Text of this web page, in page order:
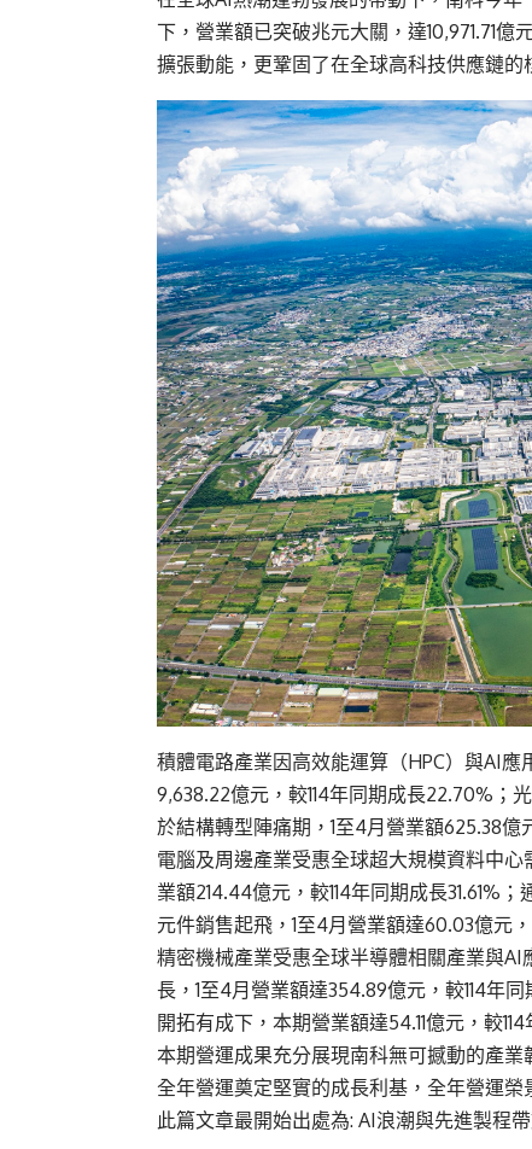
下，營業額已突破兆元大關，達10,971.71億
擴張動能，更鞏固了在全球高科技供應鏈的
積體電路產業因高效能運算（HPC）與AI
9,638.22億元，較114年同期成長22.70%；
於結構轉型陣痛期，1至4月營業額625.38億
電腦及周邊產業受惠全球超大規模資料中
業額214.44億元，較114年同期成長31.61%
元件銷售起飛，1至4月營業額達60.03億元，
精密機械產業受惠全球半導體相關產業與
長，1至4月營業額達354.89億元，較114年
開拓有成下，本期營業額達54.11億元，較114
本期營運成果充分展現南科無可撼動的產業
全年營運奠定堅實的成長利基，全年營運榮
此篇文章最開始出處為: AI浪潮與先進製程帶